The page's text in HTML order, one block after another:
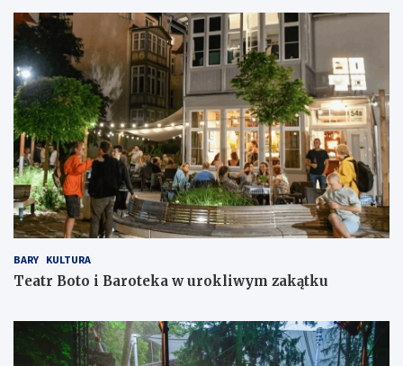
BARY KULTURA
Teatr Boto i Baroteka w urokliwym zakątku